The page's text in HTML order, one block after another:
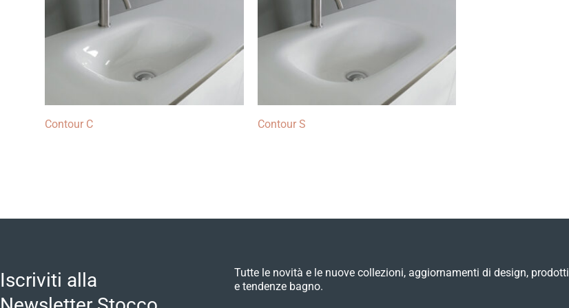
Contour C Contour S
Iscriviti alla
Tutte le novità e le nuove collezioni, aggiornamenti di design, prodotti
e tendenze bagno.